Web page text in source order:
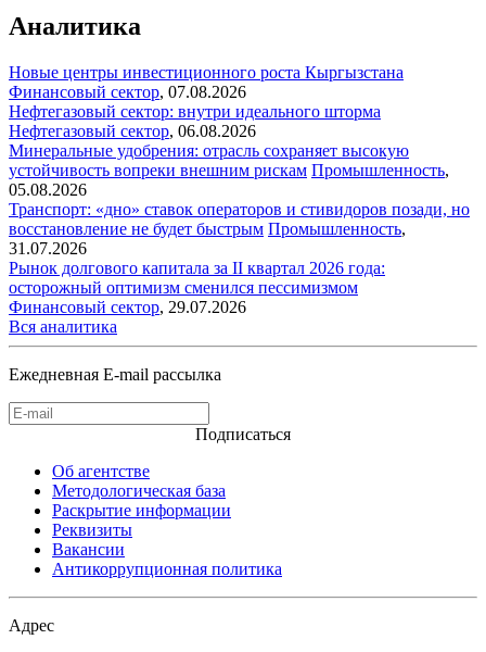
Аналитика
Новые центры инвестиционного роста Кыргызстана
Финансовый сектор, 07.08.2026
Нефтегазовый сектор: внутри идеального шторма
Нефтегазовый сектор, 06.08.2026
Минеральные удобрения: отрасль сохраняет высокую
устойчивость вопреки внешним рискам Промышленность,
05.08.2026
Транспорт: «дно» ставок операторов и стивидоров позади, но
восстановление не будет быстрым Промышленность,
31.07.2026
Рынок долгового капитала за II квартал 2026 года:
осторожный оптимизм сменился пессимизмом
Финансовый сектор, 29.07.2026
Вся аналитика
Ежедневная E-mail рассылка
Подписаться
Об агентстве
Методологическая база
Раскрытие информации
Реквизиты
Вакансии
Антикоррупционная политика
Адрес